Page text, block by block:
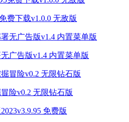
费下载v1.0.0 无敌版
广告版v1.4 内置菜单版
险v0.2 无限钻石版